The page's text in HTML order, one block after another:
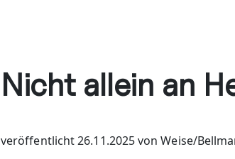
Nicht allein an
veröffentlicht 26.11.2025 von Weise/